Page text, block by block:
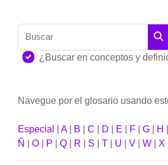
Buscar
¿Buscar en conceptos y
Navegue por el glosario usando
Especial A| B C D E F G H
Ñ
O P Q R S T U V W X